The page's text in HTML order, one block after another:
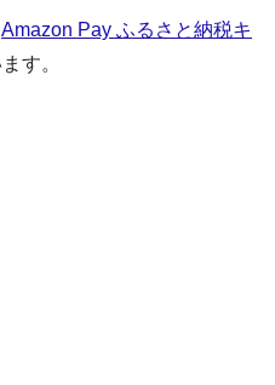
Amazon Pay ふるさと納税キ
す。